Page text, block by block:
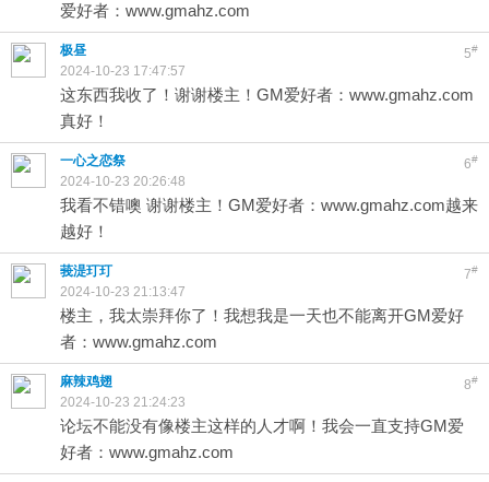
爱好者：www.gmahz.com
5#
极昼
2024-10-23 17:47:57
这东西我收了！谢谢楼主！GM爱好者：www.gmahz.com
真好！
6#
一心之恋祭
2024-10-23 20:26:48
我看不错噢 谢谢楼主！GM爱好者：www.gmahz.com越来
越好！
7#
莪湜玎玎
2024-10-23 21:13:47
楼主，我太崇拜你了！我想我是一天也不能离开GM爱好
者：www.gmahz.com
8#
麻辣鸡翅
2024-10-23 21:24:23
论坛不能没有像楼主这样的人才啊！我会一直支持GM爱
好者：www.gmahz.com